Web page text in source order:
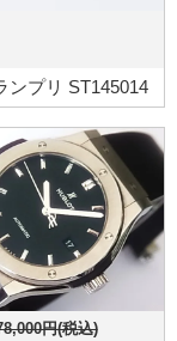
ンプリ ST145014
円(税込)